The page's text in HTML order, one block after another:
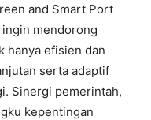
and Smart Port
ingin mendorong
hanya efisien dan
serta adaptif
Sinergi pemerintah,
kepentingan